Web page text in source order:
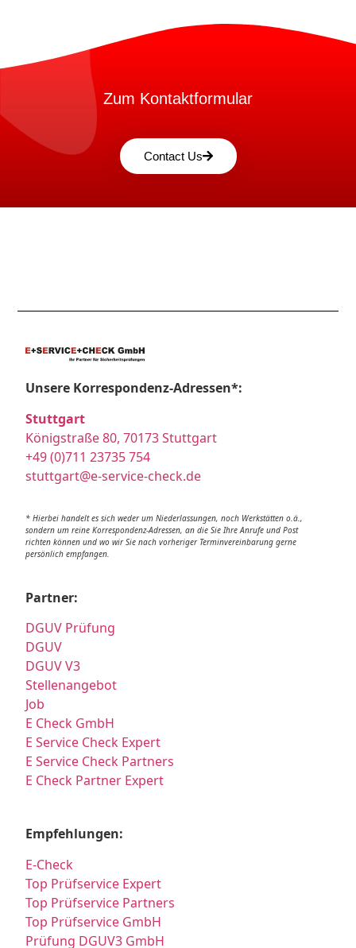
Zum Kontaktformular
Contact Us
Unsere Korrespondenz-Adressen*:
Stuttgart
Königstraße 80, 70173 Stuttgart
+49 (0)711 23735 754
stuttgart@e-service-check.de
* Hierbei handelt es sich weder um Niederlassungen, noch Werkstätten o.ä.,
sondern um reine Korrespondenz-Adressen, an die Sie Ihre Anrufe und Post
richten können und wo wir Sie nach vorheriger Terminvereinbarung gerne
persönlich empfangen.
Partner:
DGUV Prüfung
DGUV
DGUV V3
Stellenangebot
Job
E Check GmbH
E Service Check Expert
E Service Check Partners
E Check Partner Expert
Empfehlungen:
E-Check
Top Prüfservice Expert
Top Prüfservice Partners
Top Prüfservice GmbH
Prüfung DGUV3 GmbH